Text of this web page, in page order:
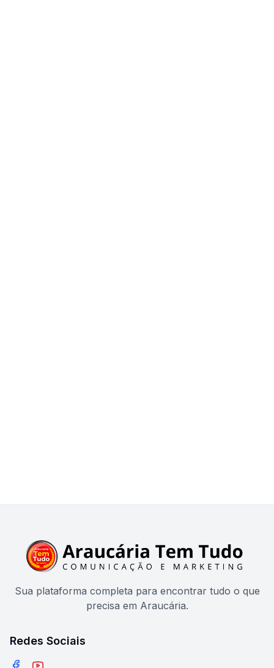
Sua plataforma completa para encontrar tudo o que
precisa em Araucária.
Redes Sociais